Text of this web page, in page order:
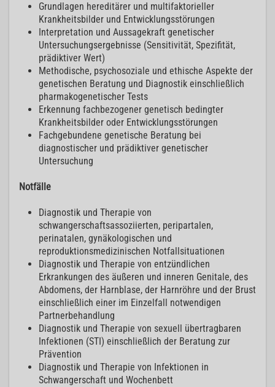
Grundlagen hereditärer und multifaktorieller
Krankheitsbilder und Entwicklungsstörungen
Interpretation und Aussagekraft genetischer
Untersuchungsergebnisse (Sensitivität, Spezifität,
prädiktiver Wert)
Methodische, psychosoziale und ethische Aspekte der
genetischen Beratung und Diagnostik einschließlich
pharmakogenetischer Tests
Erkennung fachbezogener genetisch bedingter
Krankheitsbilder oder Entwicklungsstörungen
Fachgebundene genetische Beratung bei
diagnostischer und prädiktiver genetischer
Untersuchung
Notfälle
Diagnostik und Therapie von
schwangerschaftsassoziierten, peripartalen,
perinatalen, gynäkologischen und
reproduktionsmedizinischen Notfallsituationen
Diagnostik und Therapie von entzündlichen
Erkrankungen des äußeren und inneren Genitale, des
Abdomens, der Harnblase, der Harnröhre und der Brust
einschließlich einer im Einzelfall notwendigen
Partnerbehandlung
Diagnostik und Therapie von sexuell übertragbaren
Infektionen (STI) einschließlich der Beratung zur
Prävention
Diagnostik und Therapie von Infektionen in
Schwangerschaft und Wochenbett